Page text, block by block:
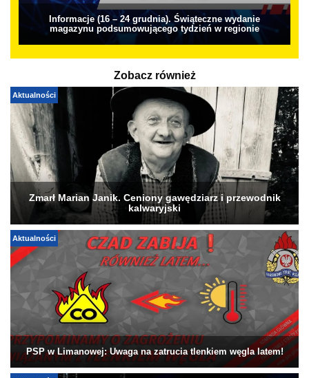
Informacje (16 – 24 grudnia). Świąteczne wydanie
magazynu podsumowującego tydzień w regionie
Zobacz również
Aktualności
Zmarł Marian Janik. Ceniony gawędziarz i przewodnik
kalwaryjski
Aktualności
PSP w Limanowej: Uwaga na zatrucia tlenkiem węgla latem!